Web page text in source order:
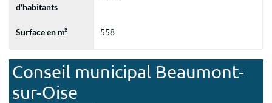
d'habitants
Surface en m² 558
Conseil municipal Beaumont-
sur-Oise